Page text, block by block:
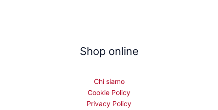
Shop online
Chi siamo
Cookie Policy
Privacy Policy